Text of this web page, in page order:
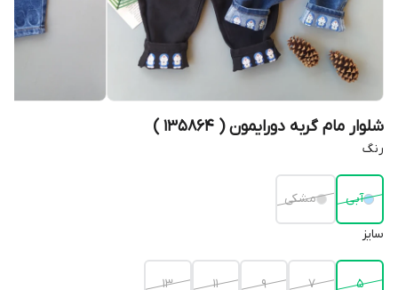
شلوار مام گربه دورایمون ( 135864 )
رنگ
آبی مشکی
سایز
۵ ۷ ۹ ۱۱ ۱۳